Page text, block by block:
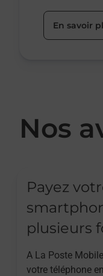
En savoir
Nos
Payez
plusieurs
A La Poste
votre téléphone